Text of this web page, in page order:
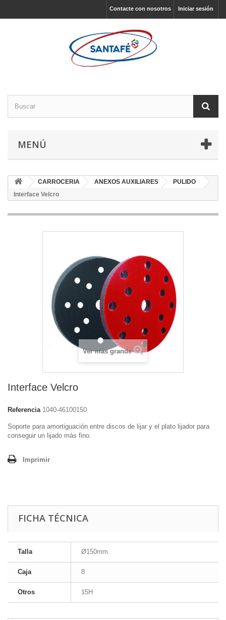
Iniciar sesión
Contacte con nosotros
MENÚ
CARROCERIA ANEXOS AUXILIARES
PULIDO
Interface Velcro
Ver más grande
Interface Velcro
Referencia 1040-46100150
Soporte para amortiguación entre discos de lijar y el plato lijador para
conseguir un lijado más fino.
Imprimir
FICHA TÉCNICA
Talla Ø150mm.
Caja 8
Otros 15H